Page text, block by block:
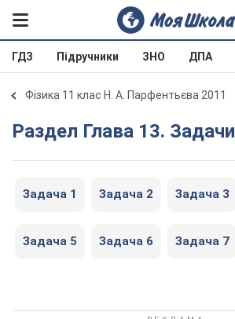
ГДЗ Підручники ЗНО ДПА
Фізика 11 клас Н. А. Парфентьєва 2011
Раздел Глава 13. Задачи
Задача 1 Задача 2 Задача 3
Задача 5 Задача 6 Задача 7